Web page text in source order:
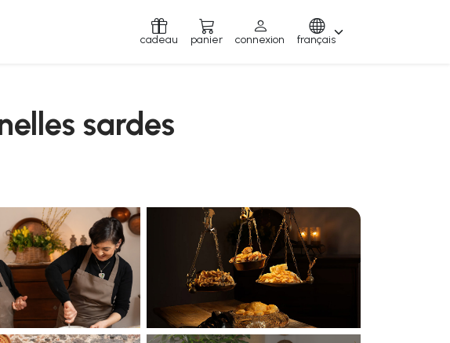
cadeau panier connexion français
sardes